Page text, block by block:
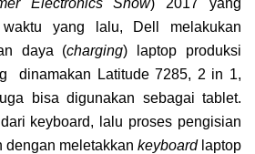
waktu yang lalu, Dell melakukan
daya (charging) laptop produksi
dinamakan Latitude 7285, 2 in 1,
bisa digunakan sebagai tablet.
keyboard, lalu proses pengisian
dengan meletakkan keyboard laptop